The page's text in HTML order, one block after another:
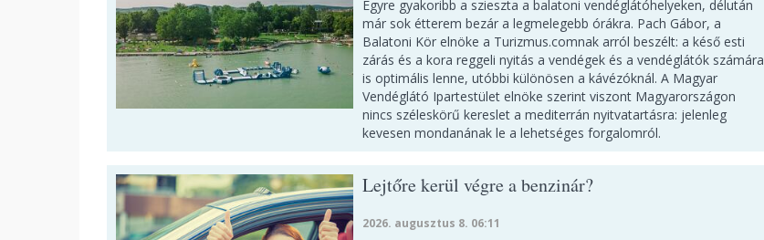
Egyre gyakoribb a szieszta a balatoni vendéglátóhelyeken, délután
már sok étterem bezár a legmelegebb órákra. Pach Gábor, a
Balatoni Kör elnöke a Turizmus.comnak arról beszélt: a késő esti
zárás és a kora reggeli nyitás a vendégek és a vendéglátók számára
is optimális lenne, utóbbi különösen a kávézóknál. A Magyar
Vendéglátó Ipartestület elnöke szerint viszont Magyarországon
nincs széleskörű kereslet a mediterrán nyitvatartásra: jelenleg
kevesen mondanának le a lehetséges forgalomról.
Lejtőre kerül végre a benzinár?
2026. augusztus 8. 06:11